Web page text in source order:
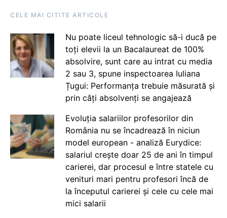
CELE MAI CITITE ARTICOLE
Nu poate liceul tehnologic să-i ducă pe
toți elevii la un Bacalaureat de 100%
absolvire, sunt care au intrat cu media
2 sau 3, spune inspectoarea Iuliana
Țugui: Performanța trebuie măsurată și
prin câți absolvenți se angajează
Evoluția salariilor profesorilor din
România nu se încadrează în niciun
model european - analiză Eurydice:
salariul crește doar 25 de ani în timpul
carierei, dar procesul e între statele cu
venituri mari pentru profesori încă de
la începutul carierei și cele cu cele mai
mici salarii